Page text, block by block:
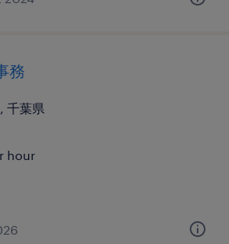
務
千葉県
hour